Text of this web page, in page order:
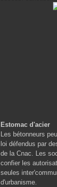
Estomac d'acier
Les bétonneurs
loi défendus par
de la Cnac. Les
confier les
seules
d'urbanisme.